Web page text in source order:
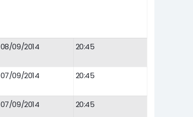
08/09/2014 20:45
07/09/2014 20:45
07/09/2014 20:45